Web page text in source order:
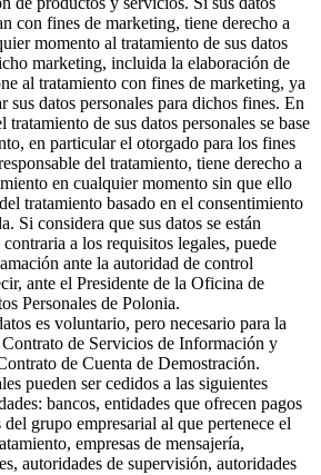
con fines de marketing, tiene derecho a
momento al tratamiento de sus datos
marketing, incluida la elaboración de
al tratamiento con fines de marketing, ya
sus datos personales para dichos fines. En
tratamiento de sus datos personales se base
en particular el otorgado para los fines
del tratamiento, tiene derecho a
en cualquier momento sin que ello
tratamiento basado en el consentimiento
Si considera que sus datos se están
a los requisitos legales, puede
ante la autoridad de control
ante el Presidente de la Oficina de
Personales de Polonia.
es voluntario, pero necesario para la
de Servicios de Información y
de Cuenta de Demostración.
pueden ser cedidos a las siguientes
bancos, entidades que ofrecen pagos
del grupo empresarial al que pertenece el
empresas de mensajería,
autoridades de supervisión, autoridades